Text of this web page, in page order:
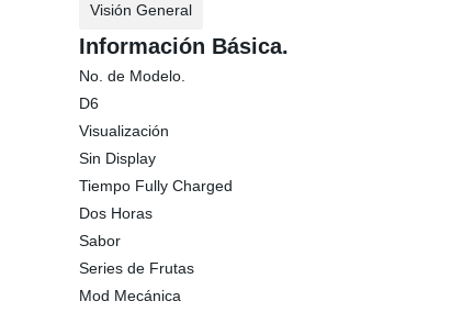
Visión General
Información Básica.
No. de Modelo.
D6
Visualización
Sin Display
Tiempo Fully Charged
Dos Horas
Sabor
Series de Frutas
Mod Mecánica